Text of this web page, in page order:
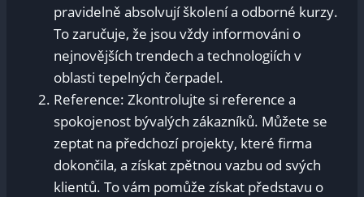
pravidelně absolvují školení a odborné kurzy.
To zaručuje, že jsou vždy informováni o
nejnovějších trendech a technologiích v
oblasti tepelných čerpadel.
Reference: Zkontrolujte si reference a
spokojenost bývalých zákazníků. Můžete se
zeptat na předchozí projekty, které firma
dokončila, a získat zpětnou vazbu od svých
klientů. To vám pomůže získat představu o